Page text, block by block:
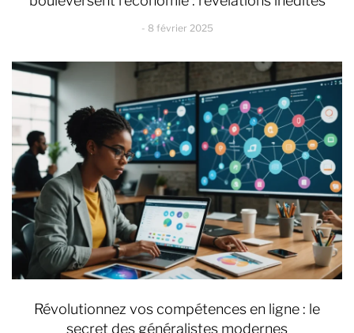
8 février 2025
Révolutionnez vos compétences en ligne : le
secret des généralistes modernes